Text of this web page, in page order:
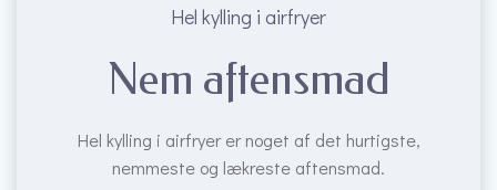
Hel kylling i airfryer
Nem aftensmad
Hel kylling i airfryer er noget af det hurtigste,
nemmeste og lækreste aftensmad.